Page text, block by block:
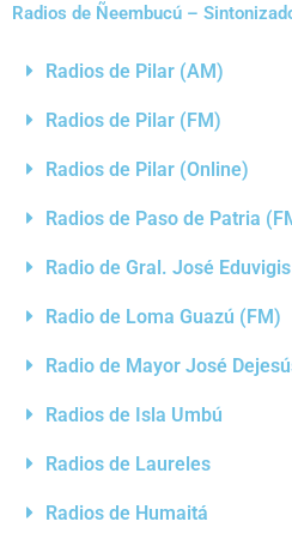
Radios de Ñeembucú –
Radios de Pilar (AM)
Radios de Pilar (FM)
Radios de Pilar (Online)
Radios de Paso de Patria
Radio de Gral. José
Radio de Loma Guazú (FM)
Radio de Mayor José
Radios de Isla Umbú
Radios de Laureles
Radios de Humaitá